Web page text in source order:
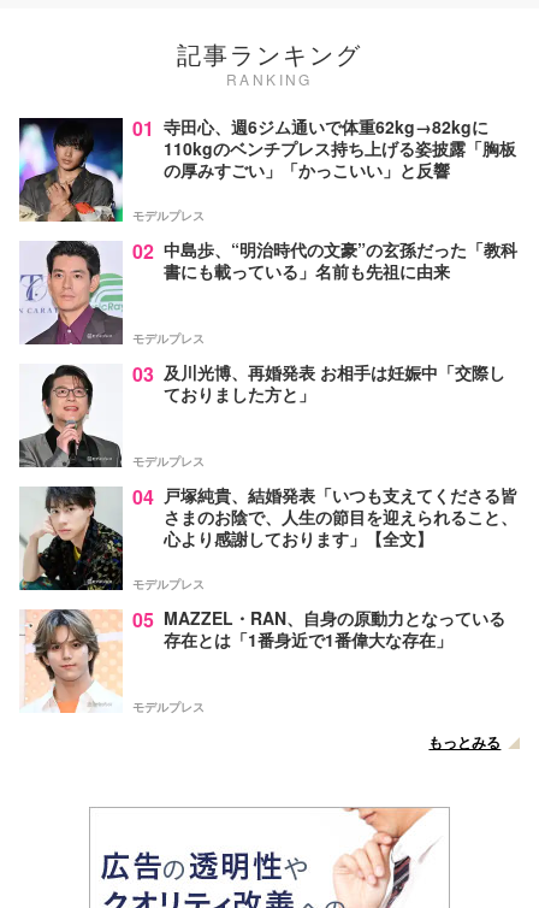
記事ランキング
RANKING
01 寺田心、週6ジム通いで体重62kg→82kgに
110kgのベンチプレス持ち上げる姿披露「胸板
の厚みすごい」「かっこいい」と反響
モデルプレス
02 中島歩、“明治時代の文豪”の玄孫だった「教科
書にも載っている」名前も先祖に由来
モデルプレス
03 及川光博、再婚発表 お相手は妊娠中「交際し
ておりました方と」
モデルプレス
04 戸塚純貴、結婚発表「いつも支えてくださる皆
さまのお陰で、人生の節目を迎えられること、
心より感謝しております」【全文】
モデルプレス
05 MAZZEL・RAN、自身の原動力となっている
存在とは「1番身近で1番偉大な存在」
モデルプレス
もっとみる